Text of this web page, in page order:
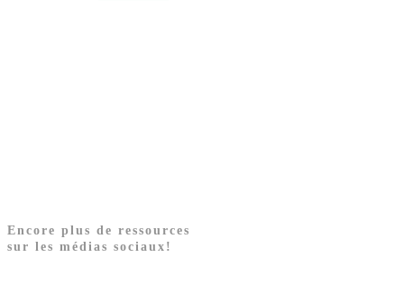
Encore plus de ressources
sur les médias sociaux!